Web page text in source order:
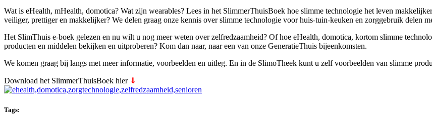
Wat is eHealth, mHealth, domotica? Wat zijn wearables? Lees in het SlimmerThuisBoek hoe slimme technologie het leven
veiliger, prettiger en makkelijker? We delen graag onze kennis over slimme technologie voor huis-tuin-keuken en zorggebruik delen
Het SlimThuis e-boek gelezen en nu wilt u nog meer weten over zelfredzaamheid? Of hoe eHealth, domotica, kortom slimme
producten en middelen bekijken en uitproberen? Kom dan naar, naar een van onze GeneratieThuis bijeenkomsten.
We komen graag bij langs met meer informatie, voorbeelden en uitleg. En in de SlimoTheek kunt u zelf voorbeelden van slimme
Download het SlimmerThuisBoek hier⇓
Tags: